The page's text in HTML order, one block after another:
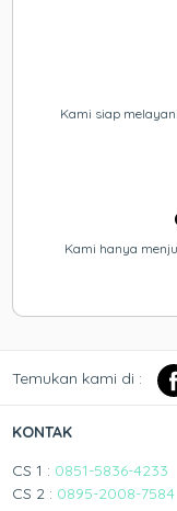
Kami siap
Kami hanya
Temukan kami di :
KONTAK
CS 1 : 0851-5836-4233
CS 2 : 0895-2008-7584